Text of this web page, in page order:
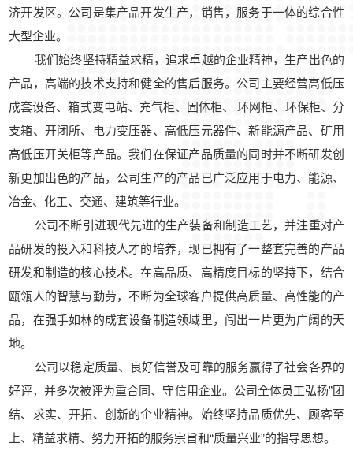
济开发区。公司是集产品开发生产，销售，服务于一体的综合性
大型企业。
我们始终坚持精益求精，追求卓越的企业精神，生产出色的
产品，高端的技术支持和健全的售后服务。公司主要经营高低压
成套设备、箱式变电站、充气柜、固体柜、 环网柜、环保柜、分
支箱、开闭所、电力变压器、高低压元器件、新能源产品、矿用
高低压开关柜等产品。我们在保证产品质量的同时并不断研发创
新更加出色的产品，公司生产的产品已广泛应用于电力、能源、
冶金、化工、交通、建筑等行业。
公司不断引进现代先进的生产装备和制造工艺，并注重对产
品研发的投入和科技人才的培养，现已拥有了一整套完善的产品
研发和制造的核心技术。在高品质、高精度目标的坚持下，结合
瓯瓴人的智慧与勤劳，不断为全球客户提供高质量、高性能的产
品，在强手如林的成套设备制造领域里，闯出一片更为广阔的天
地。
公司以稳定质量、良好信誉及可靠的服务赢得了社会各界的
好评，并多次被评为重合同、守信用企业。公司全体员工弘扬”团
结、求实、开拓、创新的企业精神。始终坚持品质优先、顾客至
上、精益求精、努力开拓的服务宗旨和“质量兴业”的指导思想。